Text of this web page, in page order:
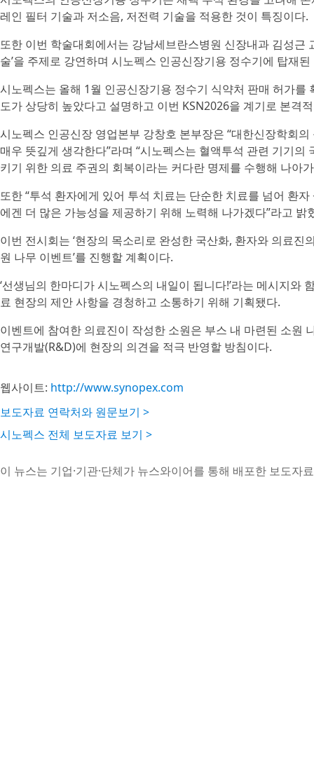
레인 필터 기술과 저소음, 저전력 기술을 적용한 것이 특징이다.
또한 이번 학술대회에서는 강남세브란스병원 신장내과 김성
술’을 주제로 강연하며 시노펙스 인공신장기용 정수기에 탑재
시노펙스는 올해 1월 인공신장기용 정수기 식약처 판매 허가
도가 상당히 높았다고 설명하고 이번 KSN2026을 계기로 본격
시노펙스 인공신장 영업본부 강창호 본부장은 “대한신장학회
매우 뜻깊게 생각한다”라며 “시노펙스는 혈액투석 관련 기기
키기 위한 의료 주권의 회복이라는 커다란 명제를 수행해 나아
또한 “투석 환자에게 있어 투석 치료는 단순한 치료를 넘어 환
에겐 더 많은 가능성을 제공하기 위해 노력해 나가겠다”라고 밝
이번 전시회는 ‘현장의 목소리로 완성한 국산화, 환자와 의료진
원 나무 이벤트’를 진행할 계획이다.
‘선생님의 한마디가 시노펙스의 내일이 됩니다!’라는 메시지와
료 현장의 제안 사항을 경청하고 소통하기 위해 기획됐다.
이벤트에 참여한 의료진이 작성한 소원은 부스 내 마련된 소원
연구개발(R&D)에 현장의 의견을 적극 반영할 방침이다.
웹사이트: http://www.synopex.com
보도자료 연락처와 원문보기 >
시노펙스 전체 보도자료 보기 >
이 뉴스는 기업·기관·단체가 뉴스와이어를 통해 배포한 보도자